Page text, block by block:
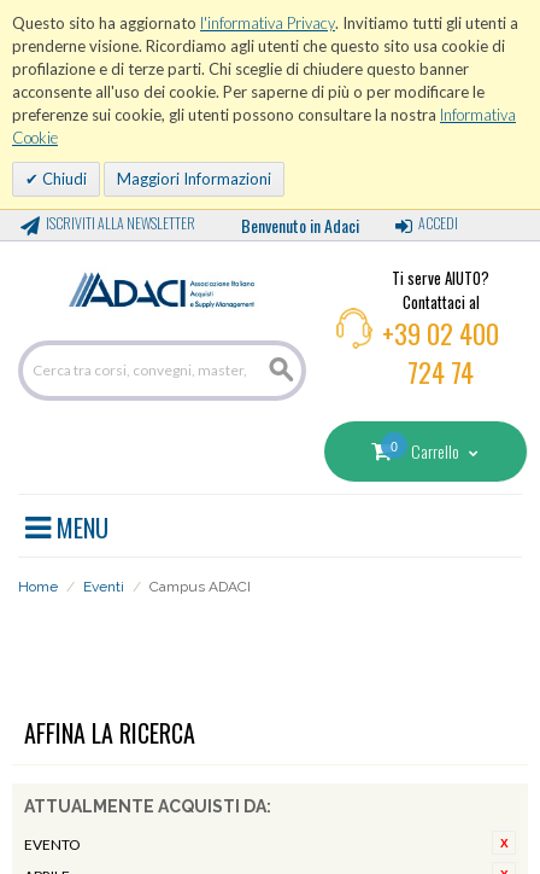
Questo sito ha aggiornato l'informativa Privacy. Invitiamo tutti gli utenti a
prenderne visione. Ricordiamo agli utenti che questo sito usa cookie di
profilazione e di terze parti. Chi sceglie di chiudere questo banner
acconsente all'uso dei cookie. Per saperne di più o per modificare le
preferenze sui cookie, gli utenti possono consultare la nostra Informativa
Cookie
Chiudi Maggiori Informazioni
ISCRIVITI ALLA NEWSLETTER Benvenuto in Adaci ACCEDI
Ti serve AIUTO?
Contattaci al
+39 02 400
724 74
0 Carrello
MENU
Home / Eventi / Campus ADACI
AFFINA LA RICERCA
ATTUALMENTE ACQUISTI DA:
EVENTO